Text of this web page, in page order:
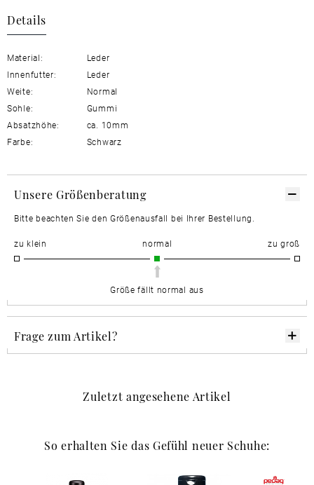
Details
Material:
Leder
Innenfutter:
Leder
Weite:
Normal
Sohle:
Gummi
Absatzhöhe:
ca. 10mm
Farbe:
Schwarz
Unsere Größenberatung
Bitte beachten Sie den Größenausfall bei Ihrer Bestellung.
zu klein normal zu groß
Größe fällt normal aus
Frage zum Artikel?
Zuletzt angesehene Artikel
So erhalten Sie das Gefühl neuer Schuhe: